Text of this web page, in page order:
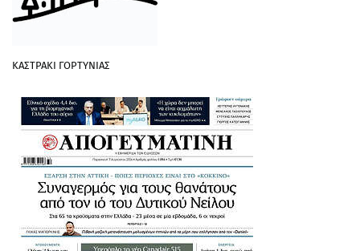
ΚΑΣΤΡΑΚΙ ΓΟΡΤΥΝΙΑΣ